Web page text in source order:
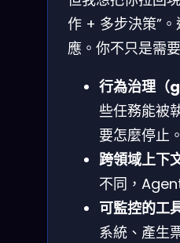
作 + 多步決策”
應。你不只是需
行為治理
些任務能被
要怎麼停止。
跨領域上下
不同，
可監控的工
系統、產生